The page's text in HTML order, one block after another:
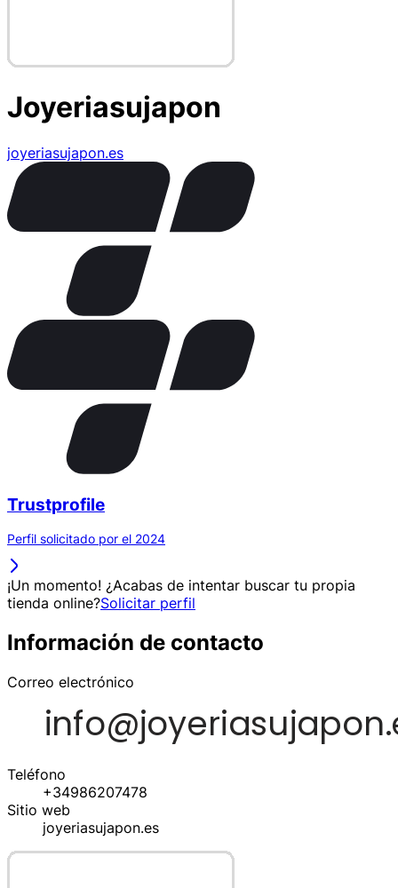
Joyeriasujapon
joyeriasujapon.es
Trustprofile
Perfil solicitado por el 2024
¡Un momento! ¿Acabas de intentar buscar tu propia
tienda online?Solicitar perfil
Información de contacto
Correo electrónico
Teléfono
+34986207478
Sitio web
joyeriasujapon.es